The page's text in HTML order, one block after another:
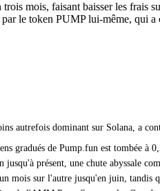
mois, faisant baisser les frais
le token PUMP lui-même, qui
autrefois dominant sur Solana, a
gradués de Pump.fun est tombée à
présent, une chute abyssale
mois sur l'autre jusqu'en juin, tandis